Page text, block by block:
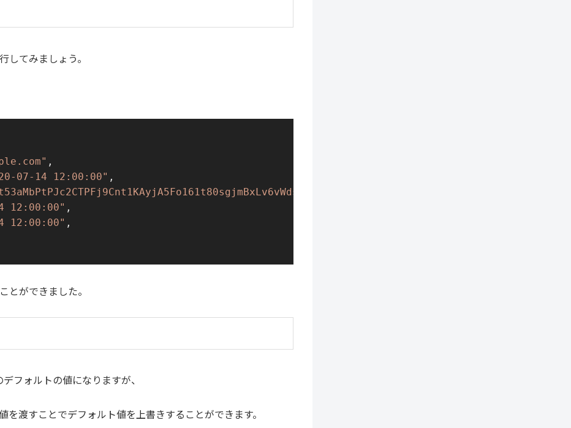
てみましょう。
,
07-14 12:00:00" ,
12:00:00" ,
12:00:00" ,
とができました。
フォルトの値になりますが、
渡すことでデフォルト値を上書きすることができます。